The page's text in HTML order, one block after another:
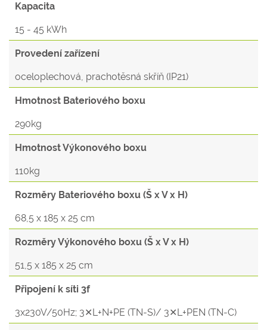
Kapacita
15 - 45 kWh
Provedení zařízení
oceloplechová, prachotěsná skříň (IP21)
Hmotnost Bateriového boxu
290kg
Hmotnost Výkonového boxu
110kg
Rozměry Bateriového boxu (Š x V x H)
68,5 x 185 x 25 cm
Rozměry Výkonového boxu (Š x V x H)
51,5 x 185 x 25 cm
Připojení k síti 3f
3x230V/50Hz; 3✕L+N+PE (TN-S)/ 3✕L+PEN (TN-C)